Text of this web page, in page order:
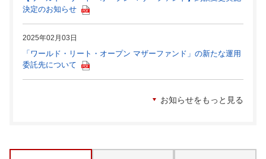
決定のお知らせ
2025年02月03日
「ワールド・リート・オープン マザーファンド」の新たな運用
委託先について
お知らせをもっと見る